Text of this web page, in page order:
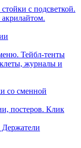
с подсветкой.
Тейбл-тенты
журналы и
со сменной
постеров. Клик